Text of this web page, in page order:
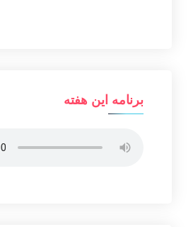
برنامه این هفته